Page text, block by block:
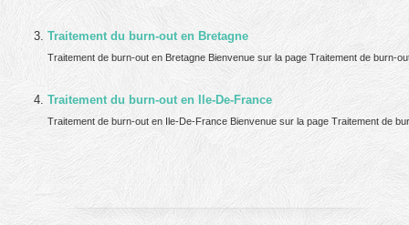
Traitement du burn-out en Bretagne
Traitement de burn-out en Bretagne Bienvenue sur la page Traitement de burn-
Traitement du burn-out en Ile-De-France
Traitement de burn-out en Ile-De-France Bienvenue sur la page Traitement de